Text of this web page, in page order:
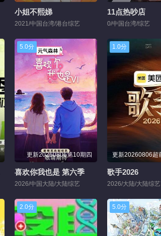
小姐不熙娣
2021/中国台湾/港台综艺
11点热吵店
0/中国台湾/综艺
5.0分
更新20260806第10期四
喜欢你我也是 第六季
2026/中国大陆/大陆综艺
1.0分
歌手2026
2026/大陆/大陆综艺
2.0分 5.0分